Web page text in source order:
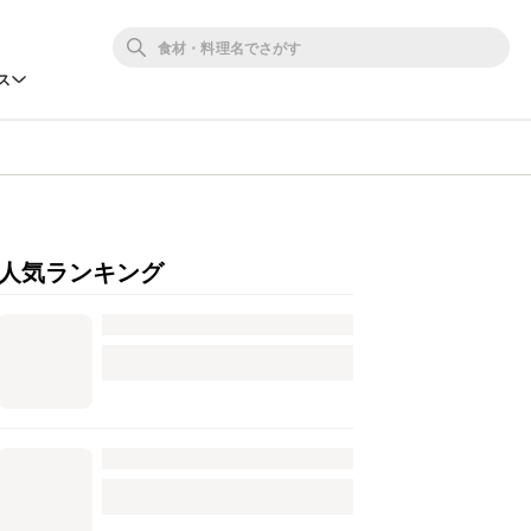
人気ランキング